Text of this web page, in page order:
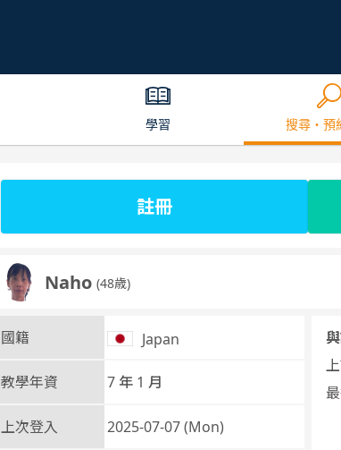
學習 搜尋・預
註冊
Naho (48歳)
國籍 Japan
教學年資 7 年 1 月
上次登入 2025-07-07 (Mon)